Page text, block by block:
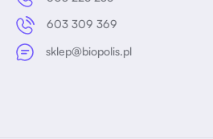
603 309 369
sklep@biopolis.pl